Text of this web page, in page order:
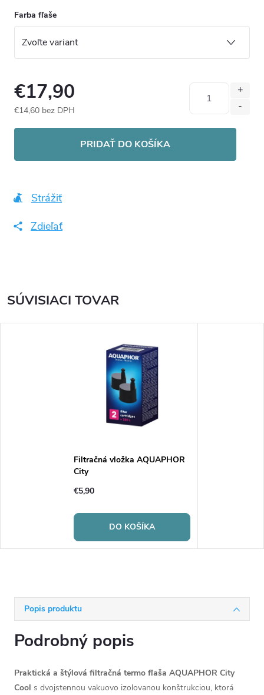
Farba fľaše
€17,90
€14,60 bez DPH
PRIDAŤ DO KOŠÍKA
Strážiť
Zdieľať
Popis produktu
Podrobný popis
Praktická a štýlová filtračná termo fľaša AQUAPHOR City
Cool s dvojstennou vakuovo izolovanou konštrukciou, ktorá
SÚVISIACI TOVAR
Filtračná vložka AQUAPHOR
City
€5,90
DO KOŠÍKA